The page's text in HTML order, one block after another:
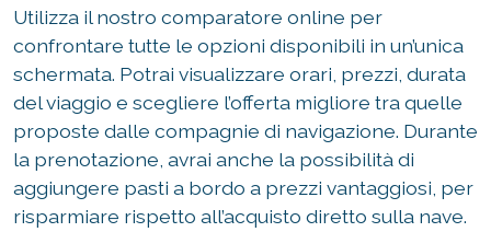
Utilizza il nostro comparatore online per
confrontare tutte le opzioni disponibili in un’unica
schermata. Potrai visualizzare orari, prezzi, durata
del viaggio e scegliere l’offerta migliore tra quelle
proposte dalle compagnie di navigazione. Durante
la prenotazione, avrai anche la possibilità di
aggiungere pasti a bordo a prezzi vantaggiosi, per
risparmiare rispetto all’acquisto diretto sulla nave.